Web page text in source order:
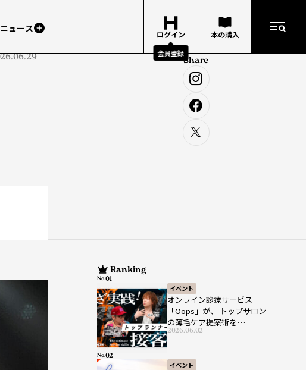
ニュース
ログイン
会員登録
本の購入
Share
Ranking
イベント
オンライン診療サービス
「Oops」が、 トップサロン
の薄毛ケア提案術を
HAIRCAMPで公開！
2026.06.02
No.
イベント
No.